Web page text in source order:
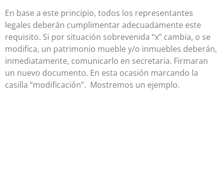
En base a este principio, todos los representantes
legales deberán cumplimentar adecuadamente este
requisito. Si por situación sobrevenida “x” cambia, o se
modifica, un patrimonio mueble y/o inmuebles deberán,
inmediatamente, comunicarlo en secretaria. Firmaran
un nuevo documento. En esta ocasión marcando la
casilla “modificación”. Mostremos un ejemplo.